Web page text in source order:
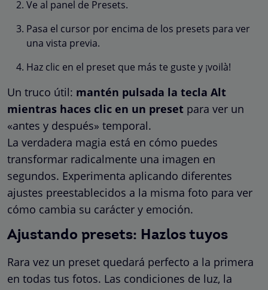
Ve al panel de Presets.
Pasa el cursor por encima de los presets para ver
una vista previa.
Haz clic en el preset que más te guste y ¡voilà!
Un truco útil: mantén pulsada la tecla Alt
mientras haces clic en un preset para ver un
«antes y después» temporal.
La verdadera magia está en cómo puedes
transformar radicalmente una imagen en
segundos. Experimenta aplicando diferentes
ajustes preestablecidos a la misma foto para ver
cómo cambia su carácter y emoción.
Ajustando presets: Hazlos tuyos
Rara vez un preset quedará perfecto a la primera
en todas tus fotos. Las condiciones de luz, la